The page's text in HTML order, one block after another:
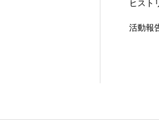
ヒスト
活動報